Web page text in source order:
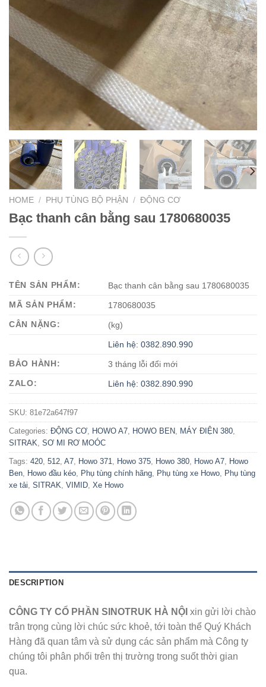
HOME / PHỤ TÙNG BỘ PHẬN / ĐỘNG CƠ
Bạc thanh cân bằng sau 1780680035
TÊN SẢN PHẨM:
Bạc thanh cân bằng sau 1780680035
MÃ SẢN PHẨM:
1780680035
CÂN NẶNG:
(kg)
Liên hệ: 0382.890.990
BẢO HÀNH:
3 tháng lỗi đổi mới
ZALO:
Liên hệ: 0382.890.990
SKU: 81e72a647f97
Categories: ĐỘNG CƠ HOWO A7 HOWO BEN MÁY ĐIỆN 380
SITRAK SƠ MI RƠ MOÓC
Tags: 420 512 A7 Howo 371 Howo 375 Howo 380 Howo A7 Howo
Ben Howo đầu kéo Phụ tùng chính hãng Phụ tùng xe Howo Phụ tùng
xe tải SITRAK VIMID Xe Howo
DESCRIPTION
CÔNG TY CỔ PHẦN SINOTRUK HÀ NỘI xin gửi lời chào
trân trọng cùng lời chúc sức khoẻ, tới toàn thể Quý Khách
Hàng đã quan tâm và sử dụng các sản phẩm mà Công ty
chúng tôi phân phối trên thị trường trong suốt thời gian
qua.